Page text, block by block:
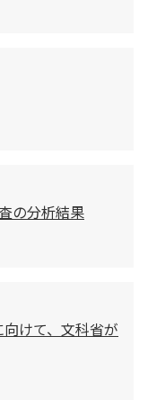
の分析結果
けて、文科省が